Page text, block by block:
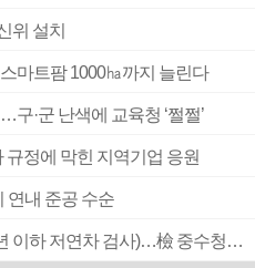
위 설치
마트팜 1000㏊까지 늘린다
·군 난색에 교육청 ‘쩔쩔’
정에 막힌 지역기업 응원
연내 준공 수순
■ 검사 신분 버리고 직급하향(10년 이하 저연차 검사)…檢 중수청행 기피